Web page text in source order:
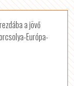
a jövő
Európa-